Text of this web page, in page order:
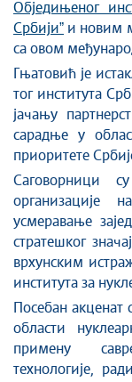
Линкови
Издвојене
COVID-19 -
Обједињеног
Србијиˮ и новим
са овом
Гњатовић је
тог института
јачању
сарадње у
приоритете
Саговорници
организације
усмеравање
стратешког
врхунским
института за
Посебан акценат
области
примену
технологије,